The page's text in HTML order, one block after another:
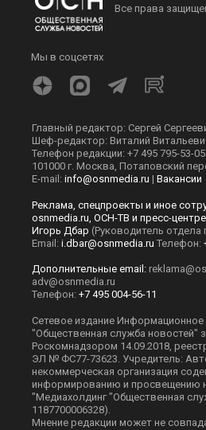
Все права
Мы в соцсетях
Главный редактор: Сергей
Шеф-редактор: Виталий
Телефон редакции: +7 495 795-53-05
101000 г. Москва, Потаповский
E-mail: info@osnmedia.ru | Вакансии
Реклама, спецпроекты и иное
osnmedia.ru, ОСН-ТВ и пресс-
Игорь Дбар (Руководитель
Email: i.dbar@osnmedia.ru Телефон:
Дополнительные email:
adv@osnmedia.ru
Телефон: +7 495 004-56-11
Сетевое издание Информационное
"Общественная служба новостей"
Роскомнадзором 14.09.2018,
ЭЛ № ФС77-73623. Учредитель:
некоммерческая организация
информированию и просвещению
"Медиахолдинг "Общественная
1187700006328).
Мнение редакции может не